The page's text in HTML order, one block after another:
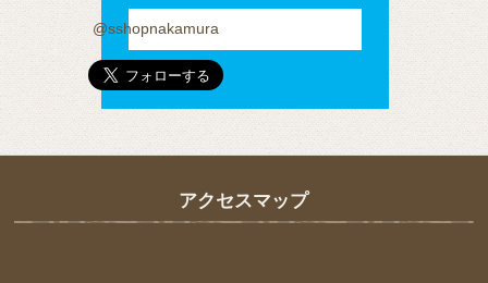
@sshopnakamura
アクセスマップ